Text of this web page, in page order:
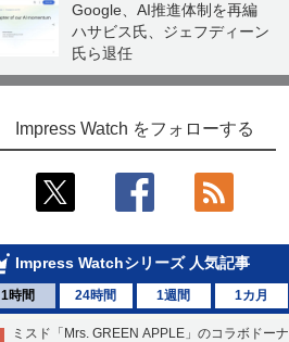
Google、AI推進体制を再編
ハサビス氏、ジェフディーン
氏ら退任
Impress Watch をフォローする
Impress Watchシリーズ 人気記事
1時間 24時間 1週間 1カ月
ミスド「Mrs. GREEN APPLE」のコラボドーナ